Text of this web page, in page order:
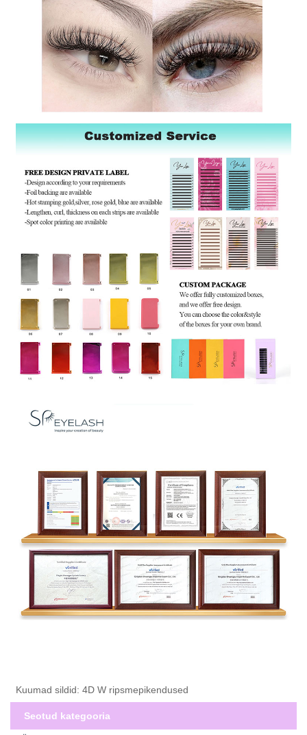
Kuumad sildid: 4D W ripsmepikendused
Seotud kategooria